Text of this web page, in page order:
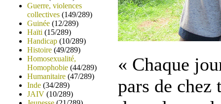
Guerre, violences
collectives (149/289)
Guinée (12/289)
Haïti (15/289)
Handicap (10/289)
Histoire (49/289)
Homosexualité,
Homophobie (44/289)
Humanitaire (47/289)
Inde (34/289)
JAIV (10/289)
« Chaque
pars de chez